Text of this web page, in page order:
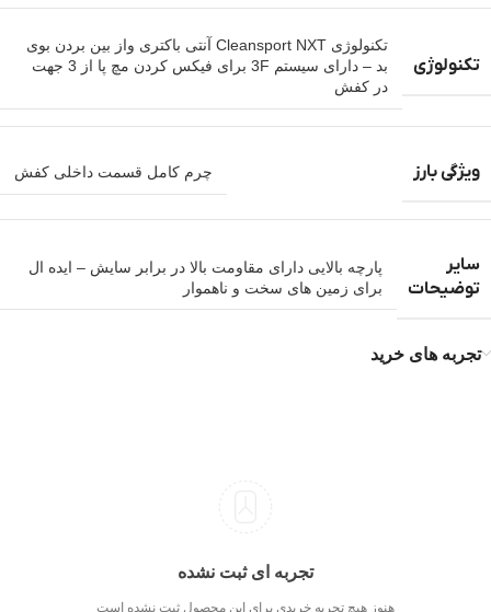
تکنولوژی
تکنولوژی Cleansport NXT آنتی باکتری واز بین بردن بوی
بد – دارای سیستم 3F برای فیکس کردن مچ پا از 3 جهت
در کفش
ویژگی بارز چرم کامل قسمت داخلی کفش
سایر
توضیحات
پارچه بالایی دارای مقاومت بالا در برابر سایش – ایده ال
برای زمین های سخت و ناهموار
تجربه های خرید
تجربه ای ثبت نشده
هنوز هیچ تجربه خریدی برای این محصول ثبت نشده است